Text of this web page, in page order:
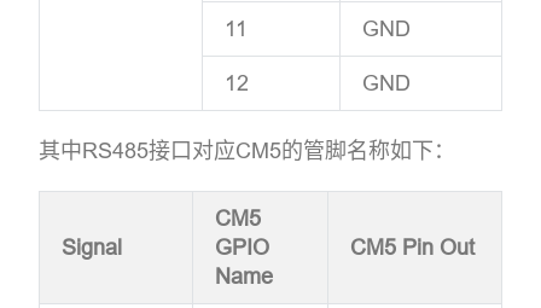
11 GND
12 GND
其中RS485接口对应CM5的管脚名称如下：
Signal
CM5
GPIO
Name
CM5 Pin Out